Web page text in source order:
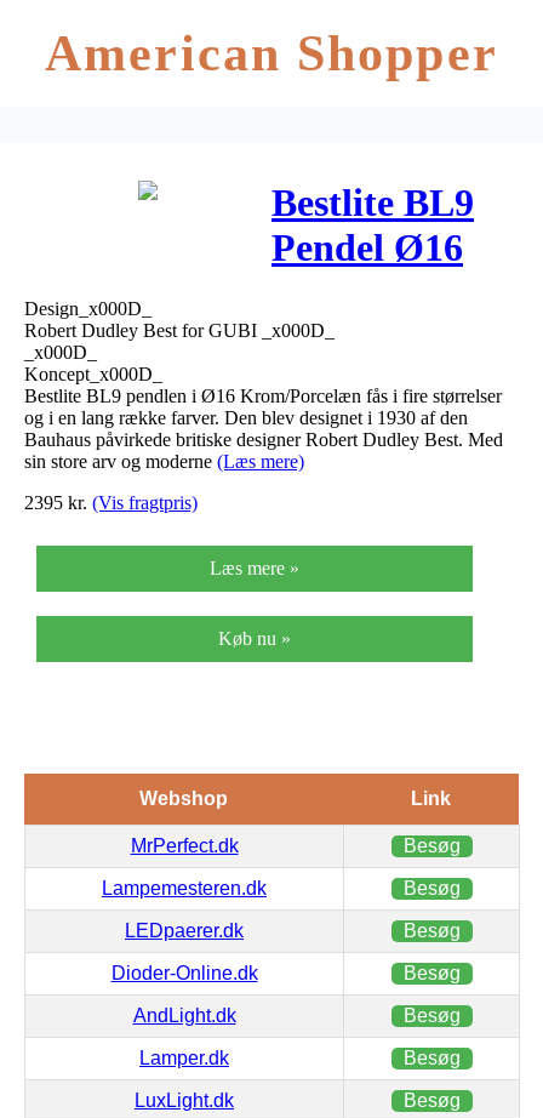
American Shopper
Bestlite BL9
Pendel Ø16
– GUBI
Design_x000D_
Robert Dudley Best for GUBI _x000D_
_x000D_
Koncept_x000D_
Bestlite BL9 pendlen i Ø16 Krom/Porcelæn fås i fire størrelser
og i en lang række farver. Den blev designet i 1930 af den
Bauhaus påvirkede britiske designer Robert Dudley Best. Med
sin store arv og moderne (Læs mere)
2395 kr. (Vis fragtpris)
Læs mere »
Køb nu »
Webshop Link
MrPerfect.dk Besøg
Lampemesteren.dk Besøg
LEDpaerer.dk Besøg
Dioder-Online.dk Besøg
AndLight.dk Besøg
Lamper.dk Besøg
LuxLight.dk Besøg